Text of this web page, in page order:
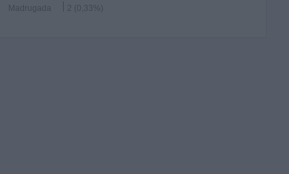
Madrugada
2 (0,33%)